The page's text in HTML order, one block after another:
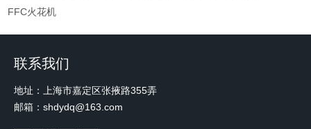
FFC火花机
联系我们
地址：上海市嘉定区张掖路355弄
邮箱：shdydq@163.com